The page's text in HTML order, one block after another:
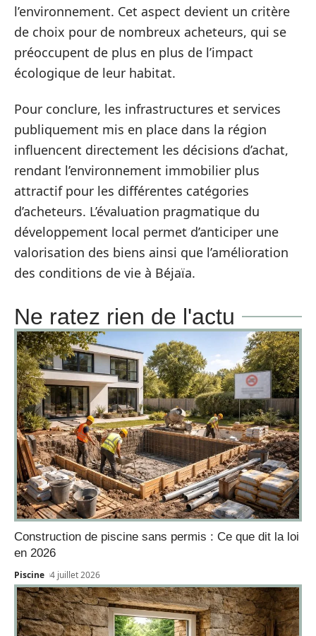
l’environnement. Cet aspect devient un critère
de choix pour de nombreux acheteurs, qui se
préoccupent de plus en plus de l’impact
écologique de leur habitat.
Pour conclure, les infrastructures et services
publiquement mis en place dans la région
influencent directement les décisions d’achat,
rendant l’environnement immobilier plus
attractif pour les différentes catégories
d’acheteurs. L’évaluation pragmatique du
développement local permet d’anticiper une
valorisation des biens ainsi que l’amélioration
des conditions de vie à Béjaïa.
Ne ratez rien de l'actu
Construction de piscine sans permis : Ce que dit la loi
en 2026
Piscine 4 juillet 2026